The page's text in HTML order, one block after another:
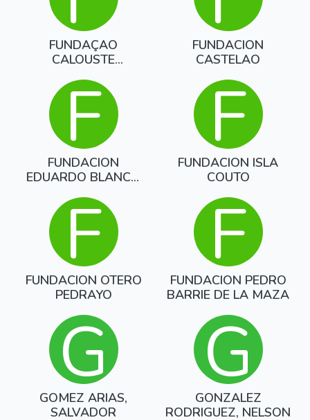
FUNDAÇAO
CALOUSTE
FUNDACION
CASTELAO
F
FUNDACION
EDUARDO BLANCO
F
FUNDACION ISLA
COUTO
F
FUNDACION OTERO
PEDRAYO
F
FUNDACION PEDRO
BARRIE DE LA MAZA
G
GOMEZ ARIAS,
SALVADOR
G
GONZALEZ
RODRIGUEZ, NELSON